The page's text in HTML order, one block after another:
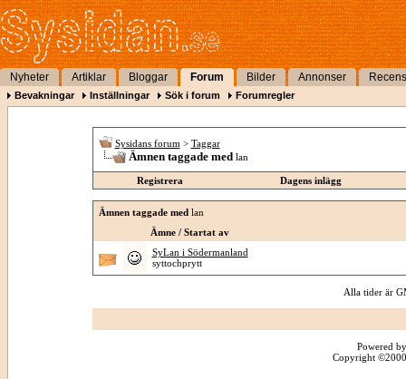
Nyheter Artiklar Bloggar Forum Bilder Annonser
Bevakningar Inställningar Sök i forum Forumregler
Sysidans forum > Taggar
Ämnen taggade med lan
Registrera Dagens inlägg
Ämnen taggade med lan
Ämne / Startat av
SyLan i Södermanland
syttochprytt
Alla tider är
Powered
Copyright